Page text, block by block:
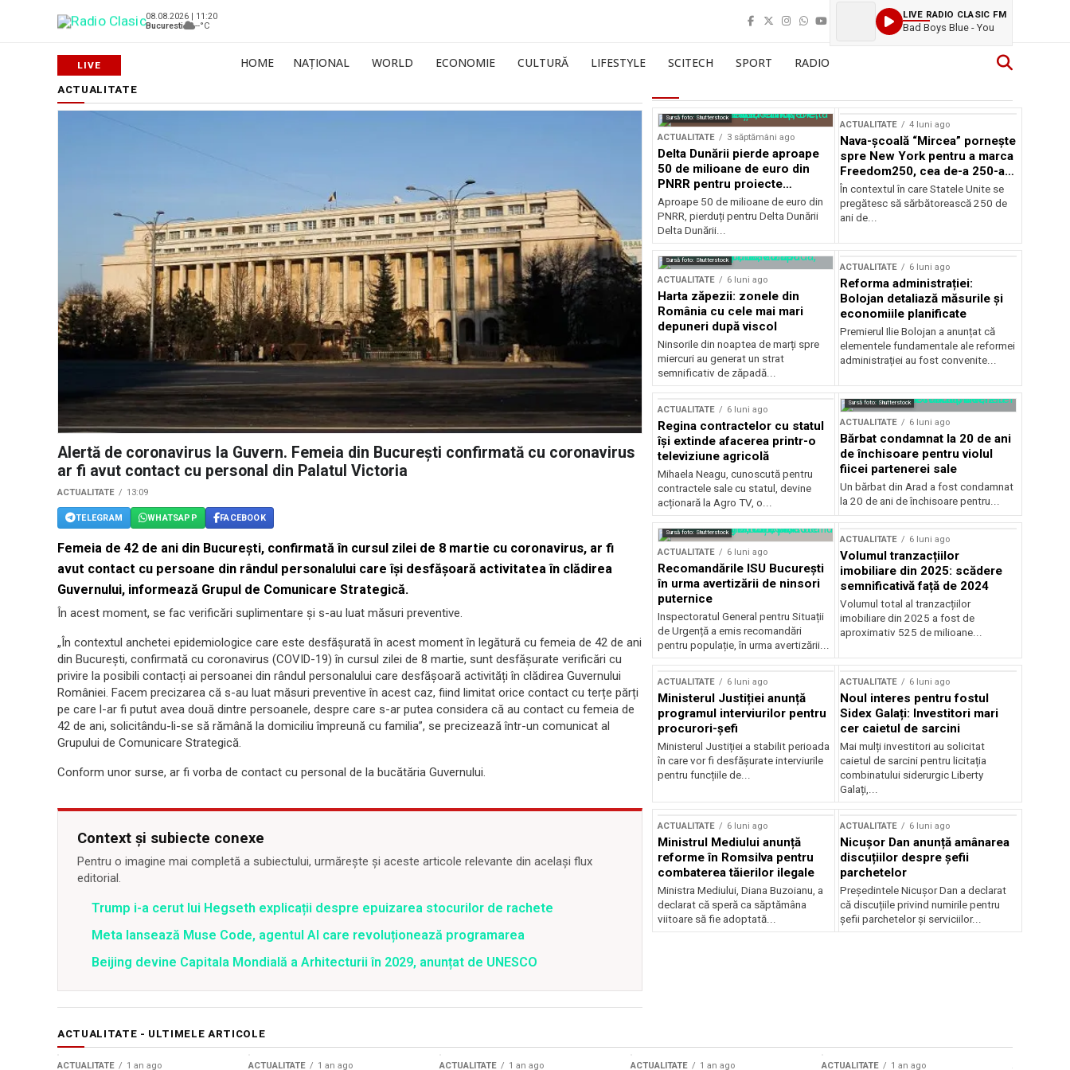
08.08.2026 | 11:20
Bucuresti
--°C
LIVE RADIO CLASIC FM
Bad Boys Blue - You
HOME NAȚIONAL WORLD ECONOMIE CULTURĂ LIFESTYLE SCITECH SPORT RADIO
ACTUALITATE
Alertă de coronavirus la Guvern. Femeia din București confirmată cu coronavirus
ar fi avut contact cu personal din Palatul Victoria
ACTUALITATE 13:09
TELEGRAM WHATSAPP FACEBOOK
Femeia de 42 de ani din București, confirmată în cursul zilei de 8 martie cu coronavirus, ar fi
avut contact cu persoane din rândul personalului care își desfășoară activitatea în clădirea
Guvernului, informează Grupul de Comunicare Strategică.
În acest moment, se fac verificări suplimentare și s-au luat măsuri preventive.
„În contextul anchetei epidemiologice care este desfășurată în acest moment în legătură cu femeia de 42 de ani
din București, confirmată cu coronavirus (COVID-19) în cursul zilei de 8 martie, sunt desfășurate verificări cu
privire la posibili contacți ai persoanei din rândul personalului care desfășoară activități în clădirea Guvernului
României. Facem precizarea că s-au luat măsuri preventive în acest caz, fiind limitat orice contact cu terțe părți
pe care l-ar fi putut avea două dintre persoanele, despre care s-ar putea considera că au contact cu femeia de
42 de ani, solicitându-li-se să rămână la domiciliu împreună cu familia”, se precizează într-un comunicat al
Grupului de Comunicare Strategică.
Conform unor surse, ar fi vorba de contact cu personal de la bucătăria Guvernului.
Context și subiecte conexe
Pentru o imagine mai completă a subiectului, urmărește și aceste articole relevante din același flux
editorial.
Trump i-a cerut lui Hegseth explicații despre epuizarea stocurilor de rachete
Meta lansează Muse Code, agentul AI care revoluționează programarea
Beijing devine Capitala Mondială a Arhitecturii în 2029, anunțat de UNESCO
Sursă foto: Shutterstock
ACTUALITATE 3 săptămâni ago
Delta Dunării pierde aproape
50 de milioane de euro din
PNRR pentru proiecte
esențiale
Aproape 50 de milioane de euro din
PNRR, pierduți pentru Delta Dunării
Delta Dunării...
ACTUALITATE 4 luni ago
Nava-școală “Mircea” pornește
spre New York pentru a marca
Freedom250, cea de-a 250-a
aniversare a Statelor Unite
În contextul în care Statele Unite se
pregătesc să sărbătorească 250 de
ani de...
Sursă foto: Shutterstock
ACTUALITATE 6 luni ago
Harta zăpezii: zonele din
România cu cele mai mari
depuneri după viscol
Ninsorile din noaptea de marți spre
miercuri au generat un strat
semnificativ de zăpadă...
ACTUALITATE 6 luni ago
Reforma administrației:
Bolojan detaliază măsurile și
economiile planificate
Premierul Ilie Bolojan a anunțat că
elementele fundamentale ale reformei
administrației au fost convenite...
ACTUALITATE 6 luni ago
Regina contractelor cu statul
își extinde afacerea printr-o
televiziune agricolă
Mihaela Neagu, cunoscută pentru
contractele sale cu statul, devine
acționară la Agro TV, o...
Sursă foto: Shutterstock
ACTUALITATE 6 luni ago
Bărbat condamnat la 20 de ani
de închisoare pentru violul
fiicei partenerei sale
Un bărbat din Arad a fost condamnat
la 20 de ani de închisoare pentru...
Sursă foto: Shutterstock
ACTUALITATE 6 luni ago
Recomandările ISU București
în urma avertizării de ninsori
puternice
Inspectoratul General pentru Situații
de Urgență a emis recomandări
pentru populație, în urma avertizării...
ACTUALITATE 6 luni ago
Volumul tranzacțiilor
imobiliare din 2025: scădere
semnificativă față de 2024
Volumul total al tranzacțiilor
imobiliare din 2025 a fost de
aproximativ 525 de milioane...
ACTUALITATE 6 luni ago
Ministerul Justiției anunță
programul interviurilor pentru
procurori-șefi
Ministerul Justiției a stabilit perioada
în care vor fi desfășurate interviurile
pentru funcțiile de...
ACTUALITATE 6 luni ago
Noul interes pentru fostul
Sidex Galați: Investitori mari
cer caietul de sarcini
Mai mulți investitori au solicitat
caietul de sarcini pentru licitația
combinatului siderurgic Liberty
Galați,...
ACTUALITATE 6 luni ago
Ministrul Mediului anunță
reforme în Romsilva pentru
combaterea tăierilor ilegale
Ministra Mediului, Diana Buzoianu, a
declarat că speră ca săptămâna
viitoare să fie adoptată...
ACTUALITATE 6 luni ago
Nicușor Dan anunță amânarea
discuțiilor despre șefii
parchetelor
Președintele Nicușor Dan a declarat
că discuțiile privind numirile pentru
șefii parchetelor și serviciilor...
ACTUALITATE - ULTIMELE ARTICOLE
ACTUALITATE 1 an ago ACTUALITATE 1 an ago ACTUALITATE 1 an ago ACTUALITATE 1 an ago ACTUALITATE 1 an ago